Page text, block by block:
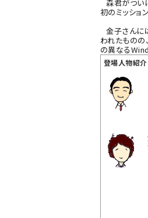
森君がつい
初のミッショ
金子さんに
われたもの
の異なる
登場人物紹介